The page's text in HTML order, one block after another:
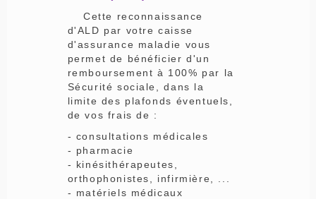
Cette reconnaissance
d'ALD par votre caisse
d'assurance maladie vous
permet de bénéficier d'un
remboursement à 100% par la
Sécurité sociale, dans la
limite des plafonds éventuels,
de vos frais de :
- consultations médicales
- pharmacie
- kinésithérapeutes,
orthophonistes, infirmière, ...
- matériels médicaux